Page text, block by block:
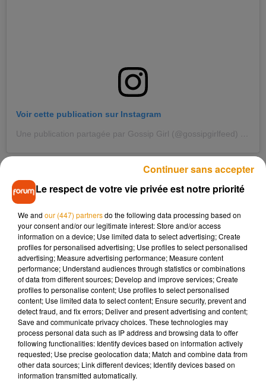
Voir cette publication sur Instagram
Une publication partagée par Gossip Girl (@gossipgirlfeed)
Voir cette publication sur Instagram
Une publication partagée par Gossip Girl (@gossipgirlfeed)le
Qu'est devenu Dan Humphrey ?
Le respect de votre vie privée est notre priorité
We and our (447) partnersdo the following data processing based on
your consent and/or our legitimate interest: Store and/or access
information on a device; Use limited data to select advertising; Create
profiles for personalised advertising; Use profiles to select personalised
advertising; Measure advertising performance; Measure content
performance; Understand audiences through statistics or combinations
of data from different sources; Develop and improve services; Create
profiles to personalise content; Use profiles to select personalised
content; Use limited data to select content; Ensure security, prevent and
detect fraud, and fix errors; Deliver and present advertising and content;
Save and communicate privacy choices. These technologies may
process personal data such as IP address and browsing data to offer
following functionalities: Identify devices based on information actively
requested; Use precise geolocation data; Match and combine data from
other data sources; Link different devices; Identify devices based on
information transmitted automatically.
Continuer sans accepter